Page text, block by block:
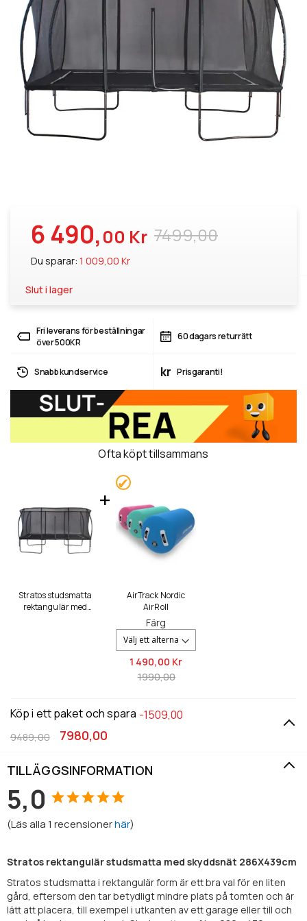
7499,00
6 490,00 Kr
Du sparar: 1 009,00 Kr
Slut i lager
Fri leverans för beställningar
över 500KR
60 dagars returrätt
Snabb kundservice kr Prisgaranti!
Ofta köpt tillsammans
Stratos studsmatta
rektangulär med
AirTrack Nordic
AirRoll
Färg
1 490,00 Kr
1990,00
Köp i ett paket och spara -1509,00
7980,00
9489,00
TILLÄGGSINFORMATION
5,0
(Läs alla1 recensionerhär)
Stratos rektangulär studsmatta med skyddsnät 286X439cm
Stratos studsmatta i rektangulär form är ett bra val för en liten
gård, eftersom den tar betydligt mindre plats på tomten och är
lätt att placera, till exempel i utkanten av ett garage eller till och